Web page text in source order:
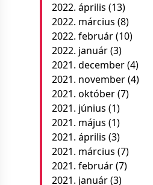
2022. április (13)
2022. március (8)
2022. február(10)
2022. január(3)
2021. december(4)
2021. november(4)
2021. október(7)
2021. június (1)
2021. május (1)
2021. április (3)
2021. március (7)
2021. február(7)
2021. január(3)